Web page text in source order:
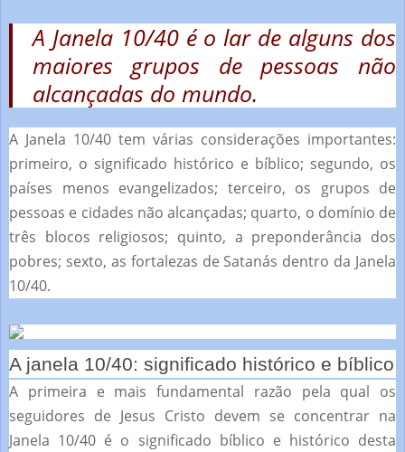
A Janela 10/40 é o lar de alguns dos
maiores grupos de pessoas não
alcançadas do mundo.
A Janela 10/40 tem várias considerações importantes:
primeiro, o significado histórico e bíblico; segundo, os
países menos evangelizados; terceiro, os grupos de
pessoas e cidades não alcançadas; quarto, o domínio de
três blocos religiosos; quinto, a preponderância dos
pobres; sexto, as fortalezas de Satanás dentro da Janela
10/40.
A janela 10/40: significado histórico e bíblico
A primeira e mais fundamental razão pela qual os
seguidores de Jesus Cristo devem se concentrar na
Janela 10/40 é o significado bíblico e histórico desta